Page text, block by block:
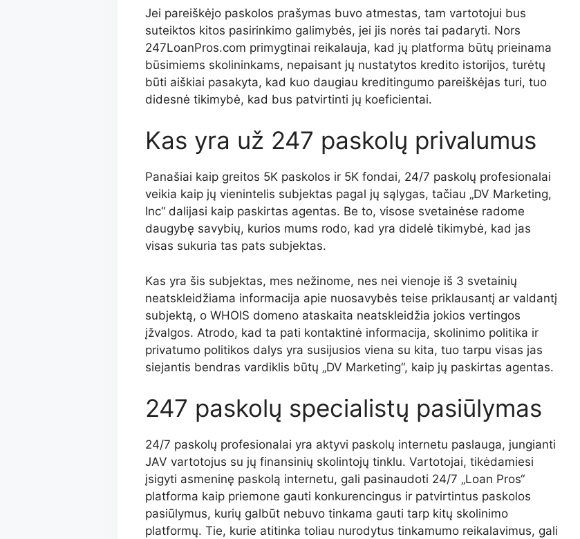
Jei pareiškėjo paskolos prašymas buvo atmestas, tam vartotojui bus
suteiktos kitos pasirinkimo galimybės, jei jis norės tai padaryti. Nors
247LoanPros.com primygtinai reikalauja, kad jų platforma būtų prieinama
būsimiems skolininkams, nepaisant jų nustatytos kredito istorijos, turėtų
būti aiškiai pasakyta, kad kuo daugiau kreditingumo pareiškėjas turi, tuo
didesnė tikimybė, kad bus patvirtinti jų koeficientai.
Kas yra už 247 paskolų privalumus
Panašiai kaip greitos 5K paskolos ir 5K fondai, 24/7 paskolų profesionalai
veikia kaip jų vienintelis subjektas pagal jų sąlygas, tačiau „DV Marketing,
Inc“ dalijasi kaip paskirtas agentas. Be to, visose svetainėse radome
daugybę savybių, kurios mums rodo, kad yra didelė tikimybė, kad jas
visas sukuria tas pats subjektas.
Kas yra šis subjektas, mes nežinome, nes nei vienoje iš 3 svetainių
neatskleidžiama informacija apie nuosavybės teise priklausantį ar valdantį
subjektą, o WHOIS domeno ataskaita neatskleidžia jokios vertingos
įžvalgos. Atrodo, kad ta pati kontaktinė informacija, skolinimo politika ir
privatumo politikos dalys yra susijusios viena su kita, tuo tarpu visas jas
siejantis bendras vardiklis būtų „DV Marketing“, kaip jų paskirtas agentas.
247 paskolų specialistų pasiūlymas
24/7 paskolų profesionalai yra aktyvi paskolų internetu paslauga, jungianti
JAV vartotojus su jų finansinių skolintojų tinklu. Vartotojai, tikėdamiesi
įsigyti asmeninę paskolą internetu, gali pasinaudoti 24/7 „Loan Pros“
platforma kaip priemone gauti konkurencingus ir patvirtintus paskolos
pasiūlymus, kurių galbūt nebuvo tinkama gauti tarp kitų skolinimo
platformų. Tie, kurie atitinka toliau nurodytus tinkamumo reikalavimus, gali